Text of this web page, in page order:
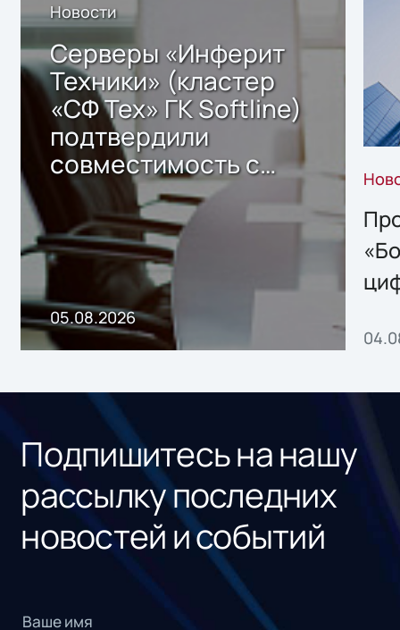
Новости
Серверы «Инферит
Техники» (кластер
«СФ Тех» ГК Softline)
подтвердили
совместимость с
решением Sharx
Storage 2.x для
хранения данных
05.08.2026
Подпишитесь на нашу
рассылку последних
новостей и событий